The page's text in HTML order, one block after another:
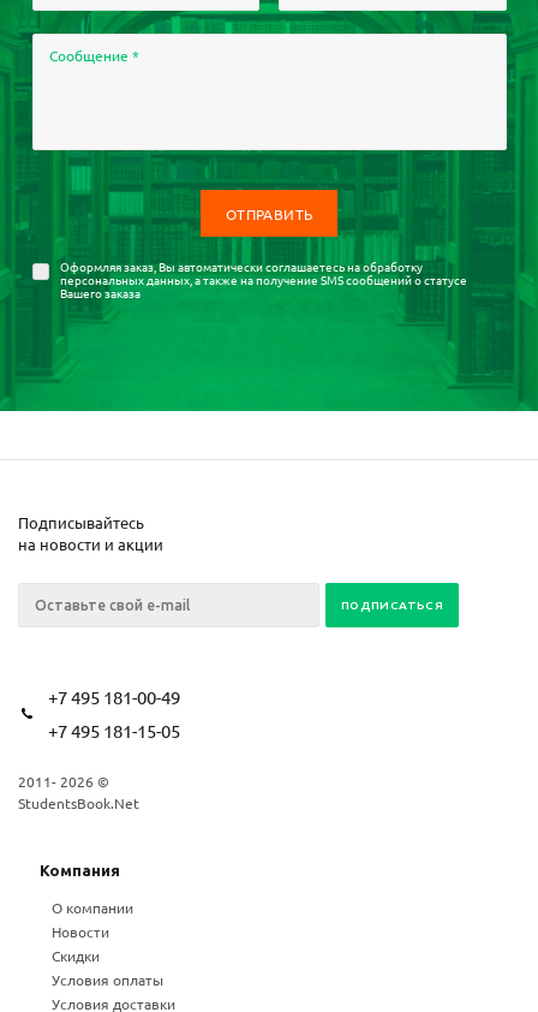
Сообщение *
Оформляя заказ, Вы автоматически соглашаетесь наобработку
персональных данных, а также на получение SMS сообщений о статусе
Вашего заказа
Подписывайтесь
на новости и акции
+7 495 181-00-49
+7 495 181-15-05
2011- 2026 ©
StudentsBook.Net
Компания
О компании
Новости
Скидки
Условия оплаты
Условия доставки